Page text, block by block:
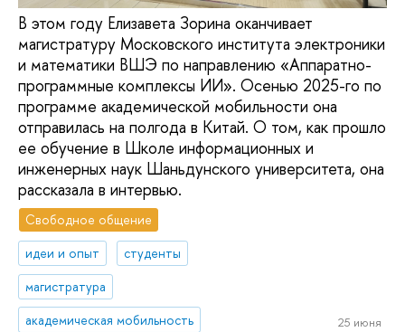
В этом году Елизавета Зорина оканчивает
магистратуру Московского института электроники
и математики ВШЭ по направлению «Аппаратно-
программные комплексы ИИ». Осенью 2025-го по
программе академической мобильности она
отправилась на полгода в Китай. О том, как прошло
ее обучение в Школе информационных и
инженерных наук Шаньдунского университета, она
рассказала в интервью.
Свободное общение
идеи и опыт
студенты
магистратура
академическая мобильность
25 июня